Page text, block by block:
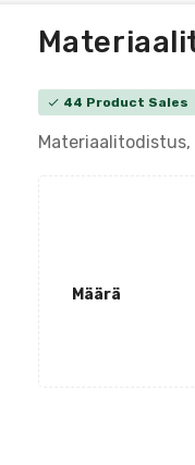
check 44 Product Sales
Määrä